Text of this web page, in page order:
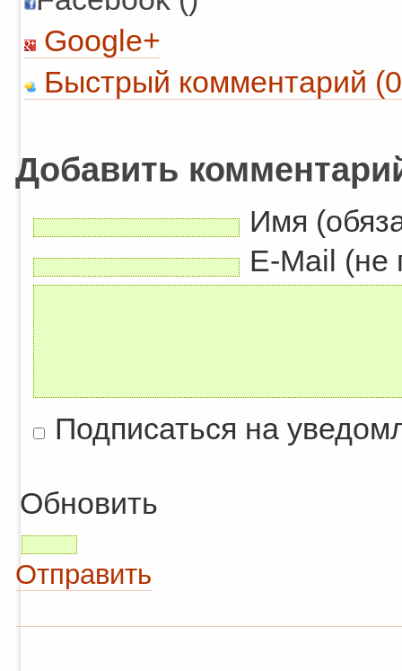
Google+
Быстрый комментарий
Добавить
Имя
E-Mail (не
Подписаться на
Обновить
Отправить